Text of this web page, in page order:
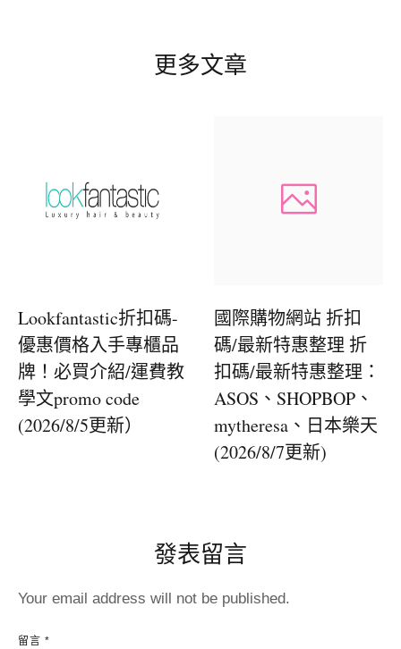
更多文章
Lookfantastic折扣碼-
優惠價格入手專櫃品
牌！必買介紹/運費教
學文promo code
(2026/8/5更新）
國際購物網站 折扣
碼/最新特惠整理 折
扣碼/最新特惠整理：
ASOS、SHOPBOP、
mytheresa、日本樂天
(2026/8/7更新)
發表留言
Your email address will not be published.
留言 *